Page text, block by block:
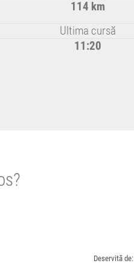
114 km
Ultima cursă
11:20
Deservită de: